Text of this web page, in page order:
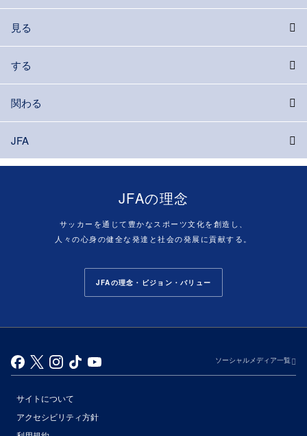
見る
する
関わる
JFA
JFAの理念
サッカーを通じて豊かなスポーツ文化を創造し、
人々の心身の健全な発達と社会の発展に貢献する。
JFAの理念・ビジョン・バリュー
ソーシャルメディア一覧
サイトについて
アクセシビリティ方針